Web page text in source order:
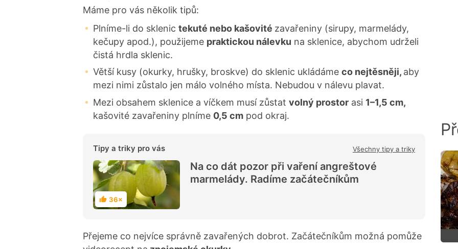
Máme pro vás několik tipů:
Plníme-li do sklenic tekuté nebo kašovité zavařeniny (sirupy, marmelády,
kečupy apod.), použijeme praktickou nálevku na sklenice, abychom udrželi
čistá hrdla sklenic.
Větší kusy (okurky, hrušky, broskve) do sklenic ukládáme co nejtěsněji, aby
mezi nimi zůstalo jen málo volného místa. Nebudou v nálevu plavat.
Mezi obsahem sklenice a víčkem musí zůstat volný prostor asi 1–1,5 cm,
kašovité zavařeniny plníme 0,5 cm pod okraj.
Tipy a triky pro vás Všechny tipy a triky
H
o
c
e
36×
Na co dát pozor při vaření angreštové
marmelády. Radíme začátečníkům
Přejeme co nejvíce správně zavařených dobrot. Začátečníkům možná pomůže